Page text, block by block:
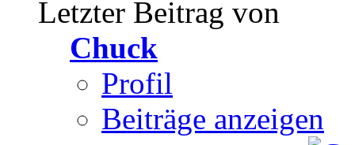
Letzter Beitrag von
Chuck
Profil
Beiträge anzeigen